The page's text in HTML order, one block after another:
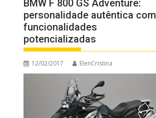
BMW F 800 GS Adventure:
personalidade autêntica com
funcionalidades
potencializadas
12/02/2017 ElenCristina